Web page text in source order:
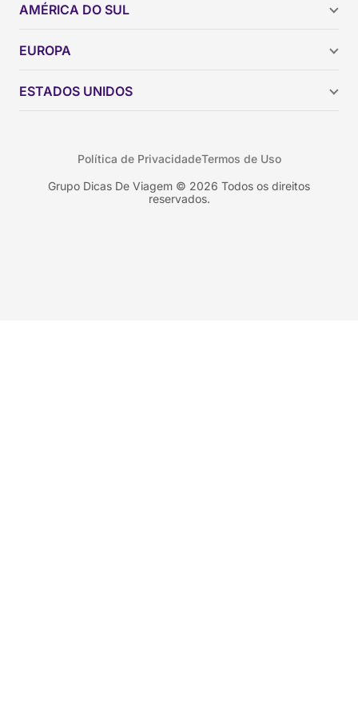
AMÉRICA DO SUL
Brasil
Colômbia
EUROPA
ESTADOS UNIDOS
Nova York
Grupo Dicas De Viagem © 2026 Todos os direitos
reservados.
Política de PrivacidadeTermos de Uso